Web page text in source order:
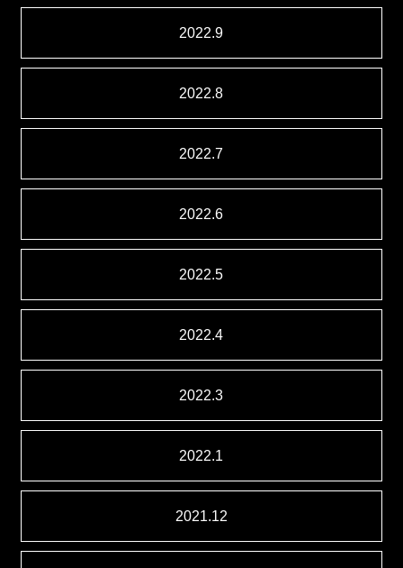
2022.9
2022.8
2022.7
2022.6
2022.5
2022.4
2022.3
2022.1
2021.12